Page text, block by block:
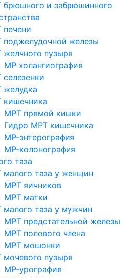
брюшного и забрюшинного
печени
поджелудочной железы
желчного пузыря
МР холангиография
желудка
кишечника
МРТ прямой кишки
Гидро МРТ кишечника
МР-энтерография
МР-колонография
таза
малого таза у женщин
МРТ яичников
МРТ матки
малого таза у мужчин
МРТ предстательной железы
МРТ полового члена
МРТ мошонки
мочевого пузыря
МР-урография